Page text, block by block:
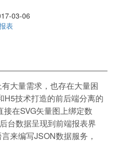
03-06
表
大量需求，也存在大量困
H5技术打造的前后端分离的
在SVG矢量图上绑定数
台数据呈现到前端报表界
来编写JSON数据服务，